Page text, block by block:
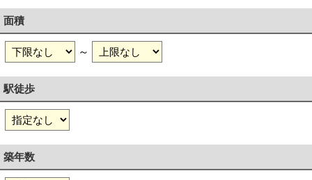
面積
～
駅徒歩
築年数